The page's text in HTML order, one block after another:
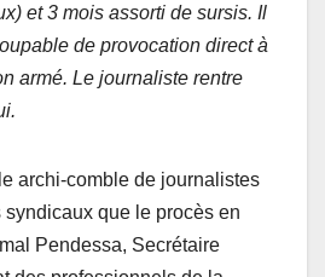
et 3 mois assorti de sursis. Il
de provocation direct à
armé. Le journaliste rentre
archi-comble de journalistes
que le procès en
Pendessa, Secrétaire